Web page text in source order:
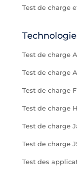
Test de charge
Test de charge
Test de charge
Test de charge
Test de charge
Test de charge
Test de charge
Test des